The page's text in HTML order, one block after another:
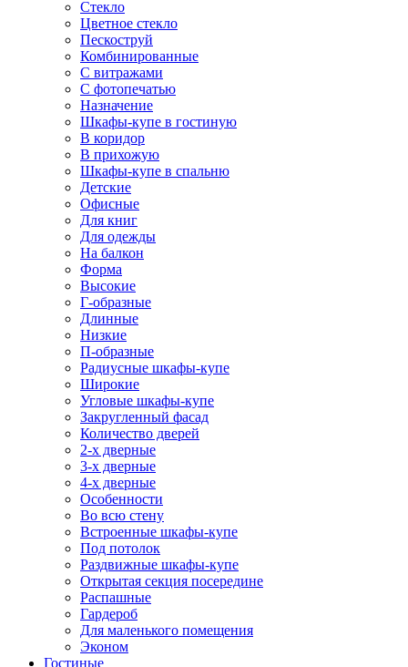
Стекло
Цветное стекло
Пескоструй
Комбинированные
С витражами
С фотопечатью
Назначение
Шкафы-купе в гостиную
В коридор
В прихожую
Шкафы-купе в спальню
Детские
Офисные
Для книг
Для одежды
На балкон
Форма
Высокие
Г-образные
Длинные
Низкие
П-образные
Радиусные шкафы-купе
Широкие
Угловые шкафы-купе
Закругленный фасад
Количество дверей
2-х дверные
3-х дверные
4-х дверные
Особенности
Во всю стену
Встроенные шкафы-купе
Под потолок
Раздвижные шкафы-купе
Открытая секция посередине
Распашные
Гардероб
Для маленького помещения
Эконом
Гостиные